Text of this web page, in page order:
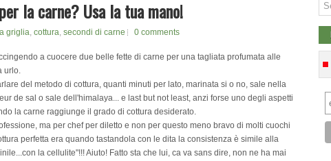
la carne? Usa la tua mano!
griglia, cottura, secondi di carne 0 comments
a cuocere due belle fette di carne per una tagliata profumata alle
urlo.
del metodo di cottura, quanti minuti per lato, marinata si o no, sale nella
de sal o sale dell'himalaya... e last but not least, anzi forse uno degli aspetti
la carne raggiunge il grado di cottura desiderato.
ma per chef per diletto e non per questo meno bravo di molti cuochi
perfetta era quando tastandola con le dita la consistenza è simile alla
la cellulite"!!! Aiuto! Fatto sta che lui, ca va sans dire, non ne ha mai